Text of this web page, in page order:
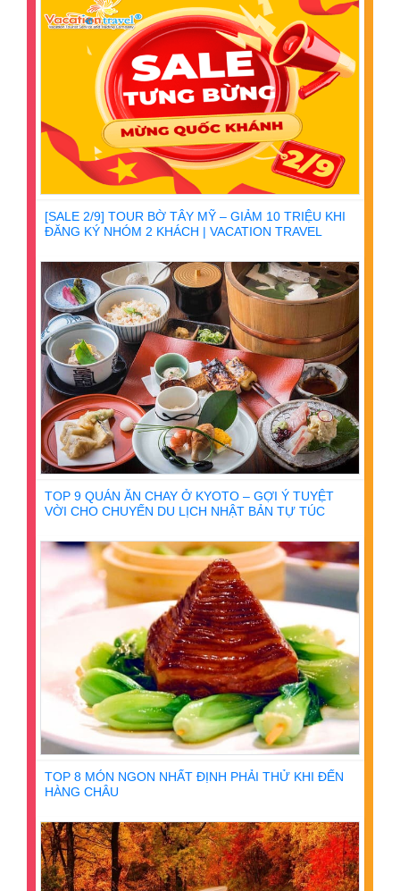
[SALE 2/9] TOUR BỜ TÂY MỸ – GIẢM 10 TRIỆU KHI
ĐĂNG KÝ NHÓM 2 KHÁCH | VACATION TRAVEL
TOP 9 QUÁN ĂN CHAY Ở KYOTO – GỢI Ý TUYỆT
VỜI CHO CHUYẾN DU LỊCH NHẬT BẢN TỰ TÚC
TOP 8 MÓN NGON NHẤT ĐỊNH PHẢI THỬ KHI ĐẾN
HÀNG CHÂU